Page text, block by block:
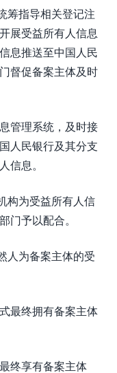
筹指导相关登记注
展受益所有人信息
息推送至中国人民
督促备案主体及时
管理系统，及时接
人民银行及其分支
信息。
构为受益所有人信
门予以配合。
人为备案主体的受
最终拥有备案主体
终享有备案主体